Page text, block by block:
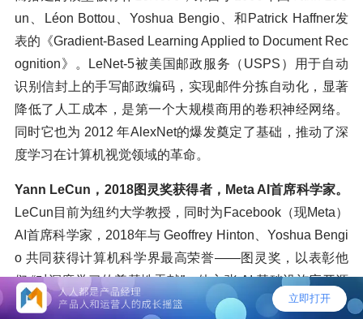
un、Léon Bottou、Yoshua Bengio、和Patrick Haffner发
表的《Gradient-Based Learning Applied to Document Rec
ognition》。LeNet-5被美国邮政服务（USPS）用于自动
识别信封上的手写邮政编码，实现邮件分拣自动化，显著
降低了人工成本，是第一个大规模商用的卷积神经网络。
同时它也为 2012 年AlexNet的爆发奠定了基础，推动了深
度学习在计算机视觉领域的革命。
Yann LeCun，2018图灵奖获得者，Meta AI首席科学家。
LeCun目前为纽约大学教授，同时为Facebook（现Meta）
AI首席科学家，2018年与 Geoffrey Hinton、Yoshua Bengi
o 共同获得计算机科学界最高荣誉——图灵奖，以表彰他
们 “对深度学习的奠基性贡献”。他主张 AI 基础设施应开源
化，避免少数公司垄断。chatGPT发布后的第一个开源大